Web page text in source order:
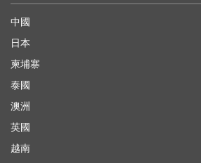
中國
日本
柬埔寨
泰國
澳洲
英國
越南